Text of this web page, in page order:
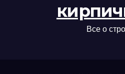
Все о